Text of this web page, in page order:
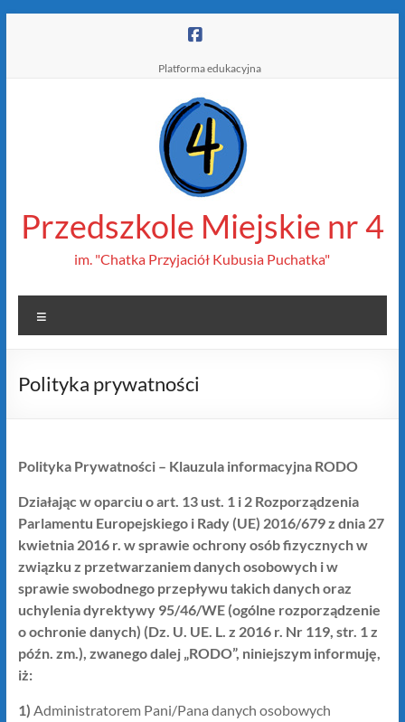
Platforma edukacyjna
Przedszkole Miejskie nr 4
im. "Chatka Przyjaciół Kubusia Puchatka"
Polityka prywatności
Polityka Prywatności – Klauzula informacyjna RODO
Działając w oparciu o art. 13 ust. 1 i 2 Rozporządzenia
Parlamentu Europejskiego i Rady (UE) 2016/679 z dnia 27
kwietnia 2016 r. w sprawie ochrony osób fizycznych w
związku z przetwarzaniem danych osobowych i w
sprawie swobodnego przepływu takich danych oraz
uchylenia dyrektywy 95/46/WE (ogólne rozporządzenie
o ochronie danych) (Dz. U. UE. L. z 2016 r. Nr 119, str. 1 z
późn. zm.), zwanego dalej „RODO”, niniejszym informuję,
iż:
1) Administratorem Pani/Pana danych osobowych